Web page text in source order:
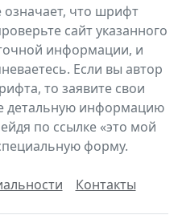
что шрифт
сайт указанного
информации, и
Если вы автор
то заявите свои
детальную информацию
по ссылке «это мой
форму.
Контакты